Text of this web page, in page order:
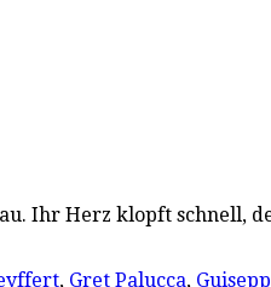
Ihr Herz klopft schnell,
, Gret Palucca,